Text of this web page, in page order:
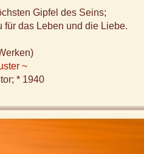
Gipfel des Seins;
für das Leben und die Liebe.
~
* 1940